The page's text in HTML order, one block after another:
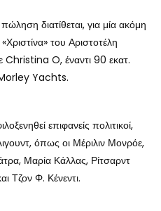
διατίθεται, για μία ακόμη
του Αριστοτέλη
Christina O, έναντι 90 εκατ.
Yachts.
επιφανείς πολιτικοί,
όπως οι Μέριλιν Μονρόε,
Μαρία Κάλλας, Ρίτσαρντ
Τζον Φ. Κένεντι.